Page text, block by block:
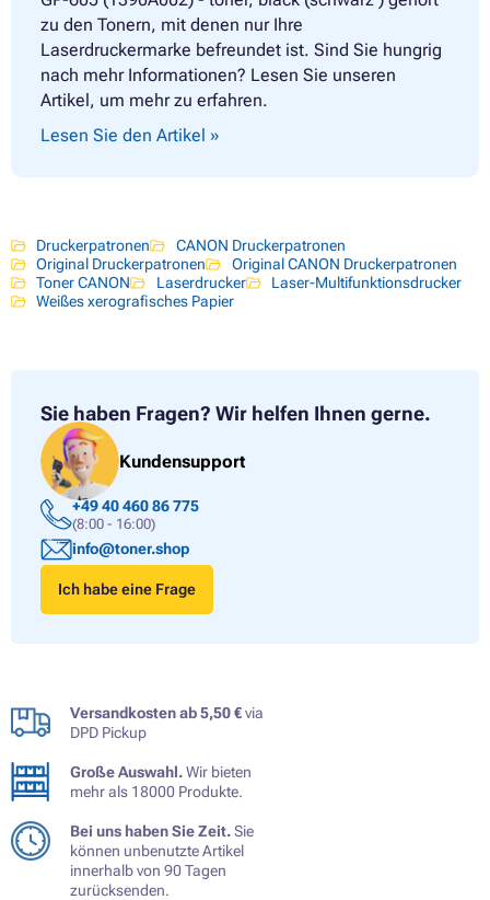
zu den Tonern, mit denen nur Ihre
Laserdruckermarke befreundet ist. Sind Sie hungrig
nach mehr Informationen? Lesen Sie unseren
Artikel, um mehr zu erfahren.
Lesen Sie den Artikel »
Druckerpatronen
CANON Druckerpatronen
Original Druckerpatronen
Original CANON Druckerpatronen
Toner CANON
Laserdrucker
Laser-Multifunktionsdrucker
Weißes xerografisches Papier
Sie haben Fragen? Wir helfen Ihnen gerne.
Kundensupport
+49 40 460 86 775
(8:00 - 16:00)
info@toner.shop
Ich habe eine Frage
Versandkosten ab 5,50 €via
DPD Pickup
Große Auswahl.Wir bieten
mehr als 18000 Produkte.
Bei uns haben Sie Zeit.Sie
können unbenutzte Artikel
innerhalb von 90 Tagen
zurücksenden.